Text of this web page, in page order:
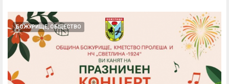
БОЖУРИЩЕ, ОБЩЕСТВО